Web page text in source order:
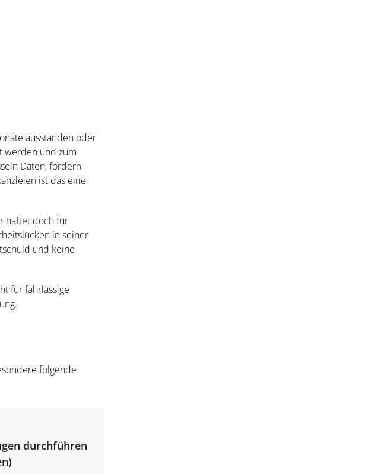
ausstanden oder
werden und zum
Daten, fordern
ist das eine
haftet doch für
in seiner
und keine
für fahrlässige
folgende
durchführen